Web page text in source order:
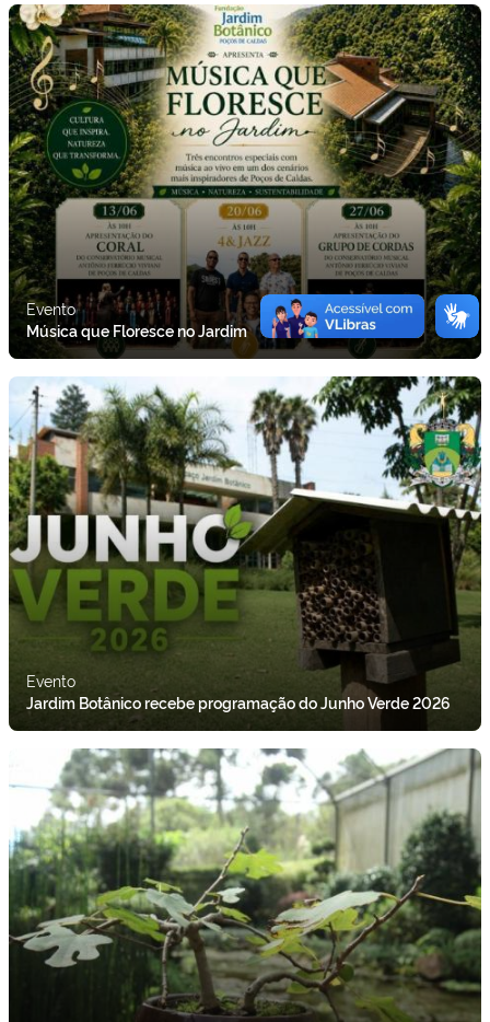
Evento
Música que Floresce no Jardim
Evento
Jardim Botânico recebe programação do Junho Verde 2026